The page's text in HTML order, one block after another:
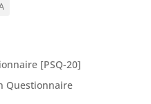
[PSQ-20]
Questionnaire